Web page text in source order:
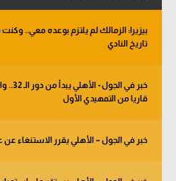
بيزيرا: الزمالك لم يلتزم بوعده معي..
تاريخ النادي
خبر في
قاريا من التمهيدي الأول
خبر في الجول – الأهلي يقرر الاستنغاء